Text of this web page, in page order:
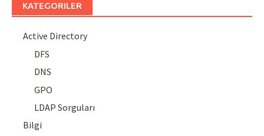
KATEGORILER
Active Directory
DFS
DNS
GPO
LDAP Sorguları
Bilgi